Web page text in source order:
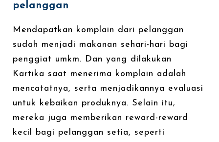
pelanggan
Mendapatkan komplain dari pelanggan
sudah menjadi makanan sehari-hari bagi
penggiat umkm. Dan yang dilakukan
Kartika saat menerima komplain adalah
mencatatnya, serta menjadikannya evaluasi
untuk kebaikan produknya. Selain itu,
mereka juga memberikan reward-reward
kecil bagi pelanggan setia, seperti